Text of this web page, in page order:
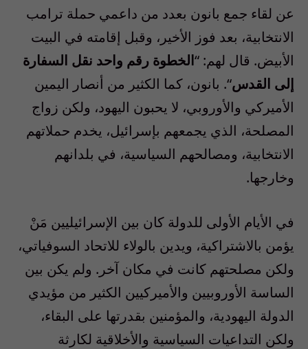
عن لقاء جمع بانون بعدد من داعمي حملة ترامب
الانتخابية، بعد فوز الأخير، وقبل إقامته في البيت
الأبيض. قال لهم:
“الخطوة رقم واحد نقل السفارة
إلى القدس“. بانون، كما الكثير من أنصار اليمين
الأميركي والأوروبي، لا يحبون اليهود، ولكن زواج
المصلحة، الذي يجمعهم بإسرائيل، يخدم حملاتهم
الانتخابية، ومصالحهم السياسية، في بلدانهم
وخارجها.
في الأيام الأولى للدولة كان بين الإسرائيليين مَنْ
يؤمن بالاشتراكية، ويدين بالولاء للاتحاد السوفياتي،
ولكن مصلحتهم كانت في مكان آخر. ولم يكن بين
الساسة الأوروبيين والأميركيين الكثير من مؤيدي
الدولة اليهودية، والمؤمنين بقدرتها على البقاء،
ولكن التداعيات السياسية والأخلاقية لكارثة